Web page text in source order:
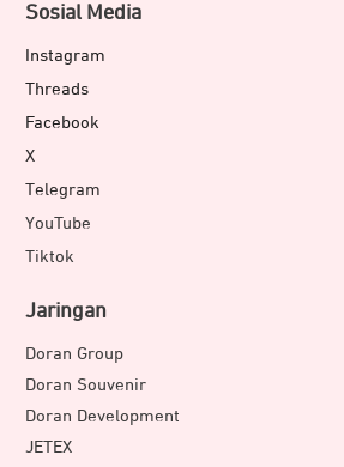
Sosial Media
Instagram
Threads
Facebook
X
Telegram
YouTube
Tiktok
Jaringan
Doran Group
Doran Souvenir
Doran Development
JETEX